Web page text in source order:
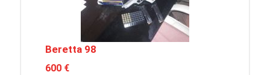
Beretta 98
600 €